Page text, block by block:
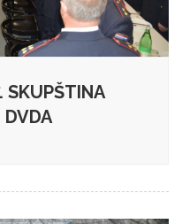
SKUPŠTINA
DVDA